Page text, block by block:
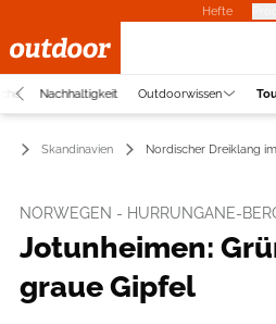
Hefte
Nachhaltigkeit Outdoorwissen
Skandinavien Nordischer Dreiklang
NORWEGEN - HURRUNGANE-
Jotunheimen:
graue Gipfel